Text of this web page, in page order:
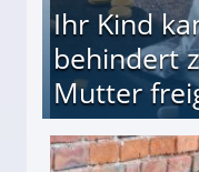
Ihr Kind
behindert
Mutter